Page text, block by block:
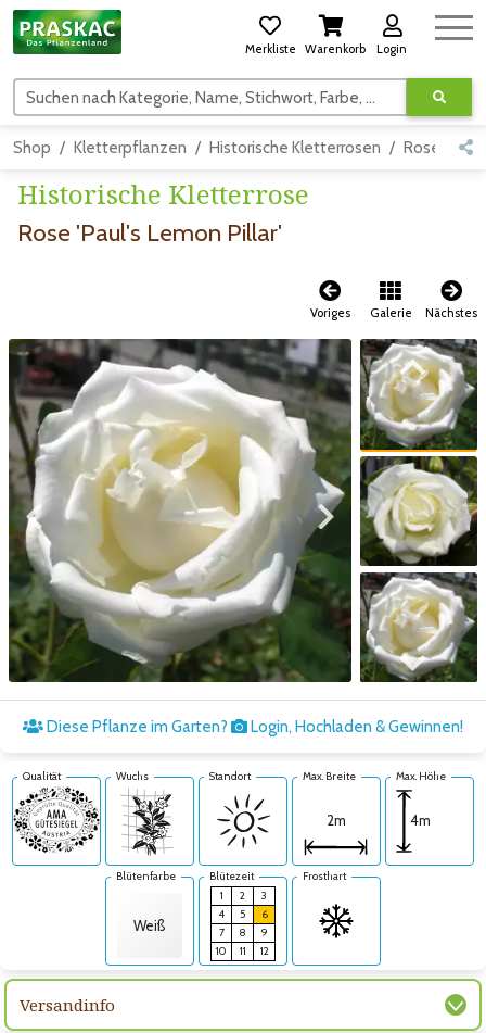
Merkliste Warenkorb Login
Suchen nach Kategorie, Name, Stichwort, Farbe, usw.
Shop Kletterpflanzen Historische Kletterrosen Rosen
Historische Kletterrose
Rose 'Paul's Lemon Pillar'
Voriges Galerie Nächstes
Zum vorigen Bild Zum nächsten Bild
Zum vorigen Bild
Zum nächsten Bild
Diese Pflanze im Garten? Login, Hochladen & Gewinnen!
Qualität Wuchs Standort Max. Breite
2m
Max. Höhe
4m
Blütenfarbe
Weiß
Blütezeit
1
2
3
4
5
6
7
8
9
10
11 12
Frosthart
Versandinfo